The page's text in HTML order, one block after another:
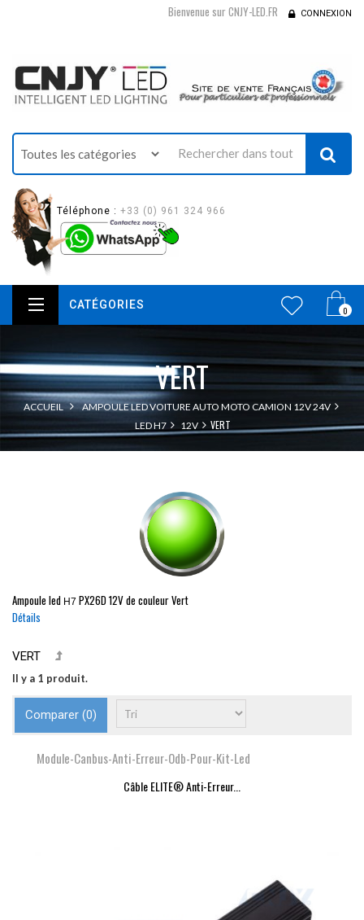
Bienvenue sur CNJY-LED.FR CONNEXION
Téléphone : +33 (0) 961 324 966
0
CATÉGORIES
VERT
ACCUEIL
AMPOULE LED VOITURE AUTO MOTO CAMION 12V 24V
LED H7
12V VERT
Ampoule led H7 PX26D12V de couleur Vert
Détails
VERT
Il y a 1 produit.
Comparer (0)
Module-Canbus-Anti-Erreur-Odb-Pour-Kit-Led
Câble ELITE® Anti-Erreur...